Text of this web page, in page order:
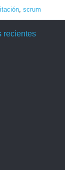
scrum
recientes